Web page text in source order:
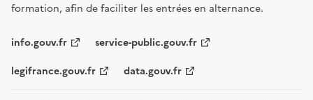
formation, afin de faciliter les entrées en alternance.
info.gouv.fr service-public.gouv.fr
legifrance.gouv.fr data.gouv.fr